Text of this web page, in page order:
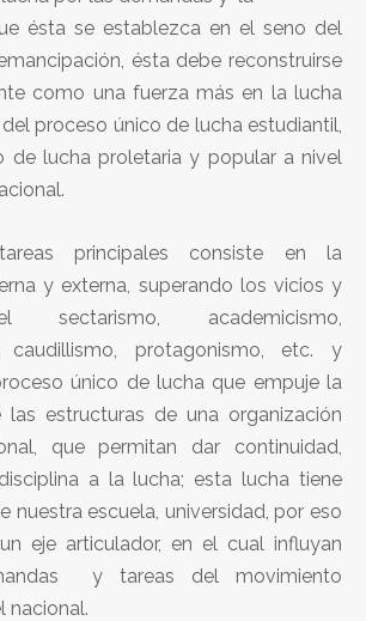
ésta se establezca en el seno del
ésta debe reconstruirse
como una fuerza más en la lucha
proceso único de lucha estudiantil,
de lucha proletaria y popular a nivel
principales consiste en la
y externa, superando los vicios y
sectarismo, academicismo,
caudillismo, protagonismo, etc. y
único de lucha que empuje la
las estructuras de una organización
que permitan dar continuidad,
a la lucha; esta lucha tiene
nuestra escuela, universidad, por eso
eje articulador, en el cual influyan
y tareas del movimiento
nacional.